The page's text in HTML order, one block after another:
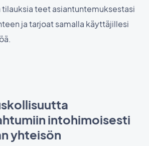
tilauksia teet asiantuntemuksestasi
ja tarjoat samalla käyttäjillesi
intohimoisesti
yhteisön